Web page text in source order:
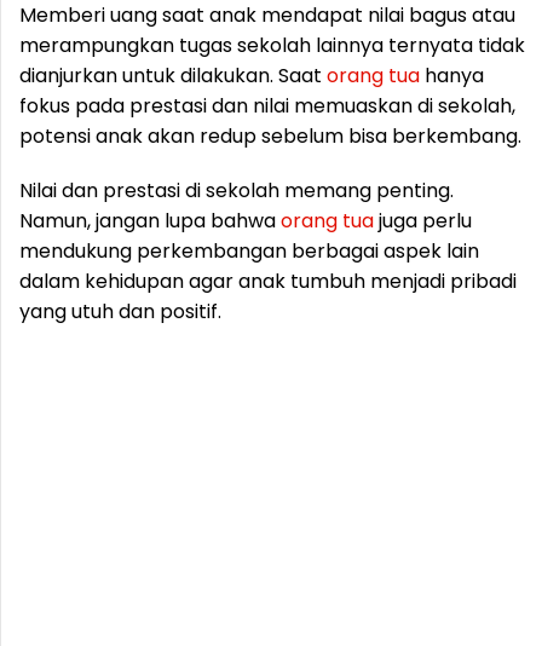
Memberi uang saat anak mendapat nilai bagus atau
merampungkan tugas sekolah lainnya ternyata tidak
dianjurkan untuk dilakukan. Saat orang tua hanya
fokus pada prestasi dan nilai memuaskan di sekolah,
potensi anak akan redup sebelum bisa berkembang.
Nilai dan prestasi di sekolah memang penting.
Namun, jangan lupa bahwaorang tuajuga perlu
mendukung perkembangan berbagai aspek lain
dalam kehidupan agar anak tumbuh menjadi pribadi
yang utuh dan positif.